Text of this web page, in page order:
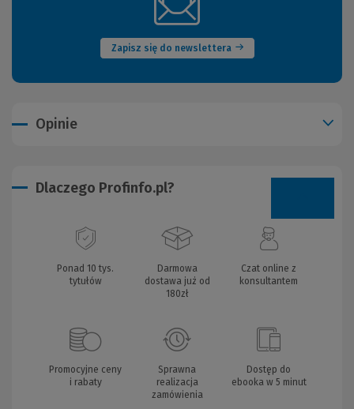
Zapisz się do newslettera
(Nowe
okno)
Opinie
Dlaczego Profinfo.pl?
Ponad 10 tys.
tytułów
Darmowa
dostawa już od
180zł
Czat online z
konsultantem
Promocyjne ceny
i rabaty
Sprawna
realizacja
zamówienia
Dostęp do
ebooka w 5 minut